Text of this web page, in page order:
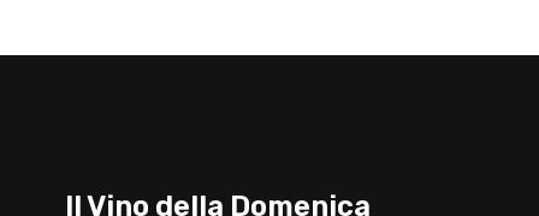
Il Vino della Domenica